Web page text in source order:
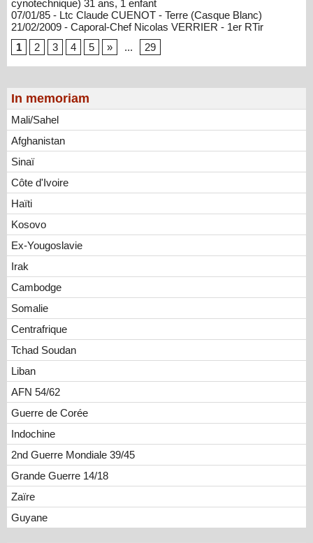
In memoriam
Mali/Sahel
Afghanistan
Sinaï
Côte d'Ivoire
Haïti
Kosovo
Ex-Yougoslavie
Irak
Cambodge
Somalie
Centrafrique
Tchad Soudan
Liban
AFN 54/62
Guerre de Corée
Indochine
2nd Guerre Mondiale 39/45
Grande Guerre 14/18
Zaïre
Guyane
cynotechnique) 31 ans, 1 enfant
07/01/85 - Ltc Claude CUENOT - Terre (Casque Blanc)
21/02/2009 - Caporal-Chef Nicolas VERRIER - 1er RTir
1
2 3 4 5 » ... 29